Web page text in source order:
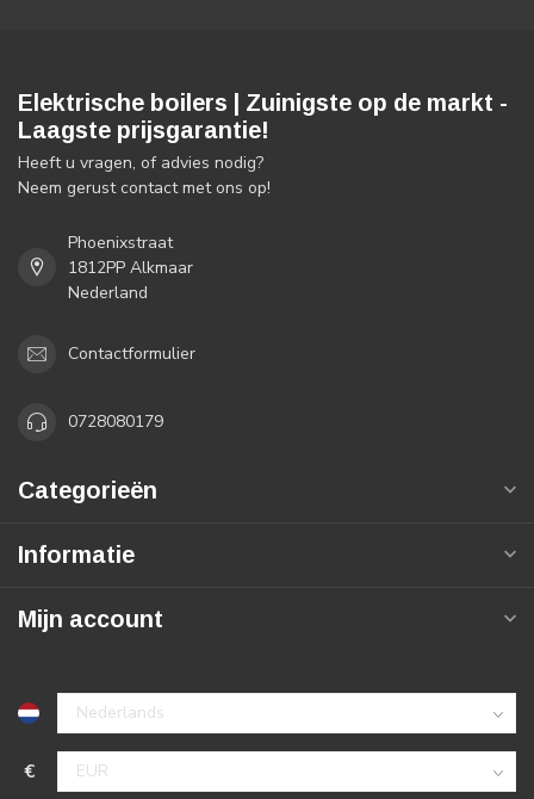
Elektrische boilers | Zuinigste op de markt -
Laagste prijsgarantie!
Heeft u vragen, of advies nodig?
Neem gerust contact met ons op!
Phoenixstraat
1812PP Alkmaar
Nederland
Contactformulier
0728080179
Categorieën
Informatie
Mijn account
€